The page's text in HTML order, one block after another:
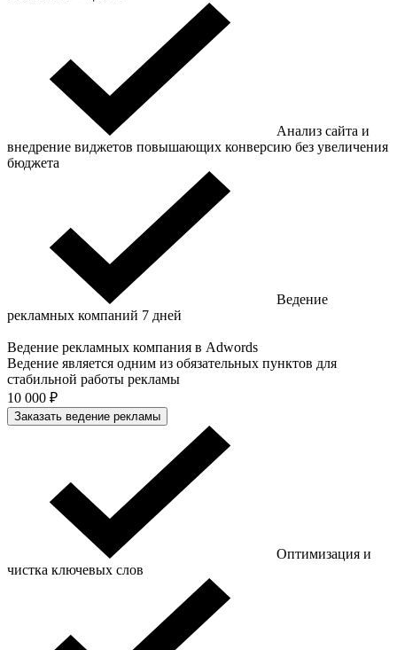
Анализ сайта и
внедрение виджетов повышающих конверсию без увеличения
бюджета
Ведение
рекламных компаний 7 дней
Ведение рекламных компания в Adwords
Ведение является одним из обязательных пунктов для
стабильной работы рекламы
10 000 ₽
Заказать ведение рекламы
Оптимизация и
чистка ключевых слов